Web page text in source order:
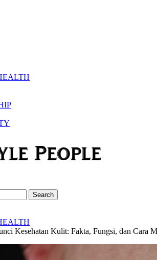
Kesehatan Kulit: Fakta, Fungsi, dan Cara